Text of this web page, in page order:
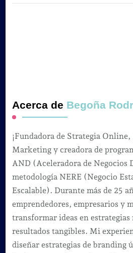
Acerca de Begoña
¡Fundadora de Strategia Online,
Marketing y creadora de
AND (Aceleradora de Negocios
metodología NERE (Negocio
Escalable). Durante más de 25
emprendedores, empresarios y
transformar ideas en estrategias
resultados tangibles. Mi
diseñar estrategias de branding